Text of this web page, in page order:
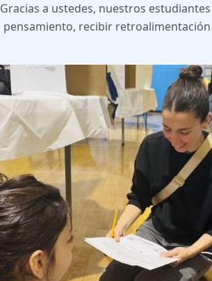
a ustedes, nuestros
recibir